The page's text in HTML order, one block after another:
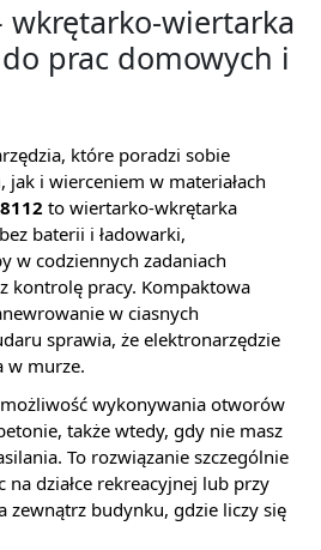
wkrętarko-wiertarka
prac domowych i
które poradzi sobie
i wierceniem w materiałach
to wiertarko-wkrętarka
baterii i ładowarki,
w codziennych zadaniach
kontrolę pracy. Kompaktowa
w ciasnych
sprawia, że elektronarzędzie
w murze.
wykonywania otworów
także wtedy, gdy nie masz
To rozwiązanie szczególnie
na działce rekreacyjnej lub przy
zewnątrz budynku, gdzie liczy się